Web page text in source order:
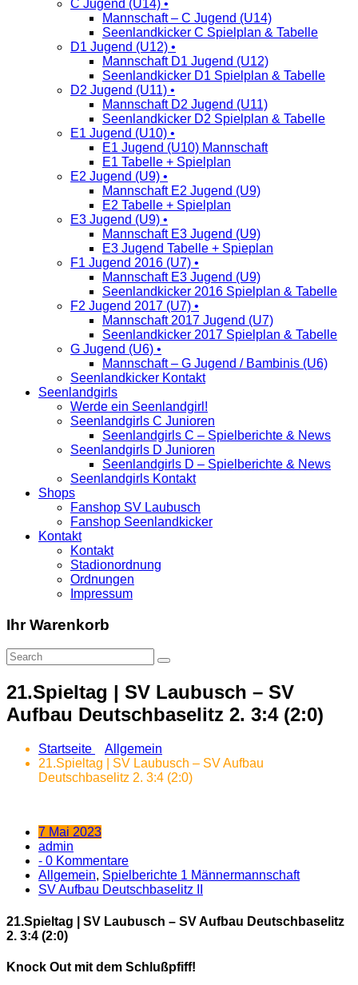
C Jugend (U14) •
Mannschaft – C Jugend (U14)
Seenlandkicker C Spielplan & Tabelle
D1 Jugend (U12) •
Mannschaft D1 Jugend (U12)
Seenlandkicker D1 Spielplan & Tabelle
D2 Jugend (U11) •
Mannschaft D2 Jugend (U11)
Seenlandkicker D2 Spielplan & Tabelle
E1 Jugend (U10) •
E1 Jugend (U10) Mannschaft
E1 Tabelle + Spielplan
E2 Jugend (U9) •
Mannschaft E2 Jugend (U9)
E2 Tabelle + Spielplan
E3 Jugend (U9) •
Mannschaft E3 Jugend (U9)
E3 Jugend Tabelle + Spieplan
F1 Jugend 2016 (U7) •
Mannschaft E3 Jugend (U9)
Seenlandkicker 2016 Spielplan & Tabelle
F2 Jugend 2017 (U7) •
Mannschaft 2017 Jugend (U7)
Seenlandkicker 2017 Spielplan & Tabelle
G Jugend (U6) •
Mannschaft – G Jugend / Bambinis (U6)
Seenlandkicker Kontakt
Seenlandgirls
Werde ein Seenlandgirl!
Seenlandgirls C Junioren
Seenlandgirls C – Spielberichte & News
Seenlandgirls D Junioren
Seenlandgirls D – Spielberichte & News
Seenlandgirls Kontakt
Shops
Fanshop SV Laubusch
Fanshop Seenlandkicker
Kontakt
Kontakt
Stadionordnung
Ordnungen
Impressum
Ihr Warenkorb
21.Spieltag | SV Laubusch – SV
Aufbau Deutschbaselitz 2. 3:4 (2:0)
Startseite
Allgemein
21.Spieltag | SV Laubusch – SV Aufbau
Deutschbaselitz 2. 3:4 (2:0)
7 Mai 2023
admin
- 0 Kommentare
Allgemein, Spielberichte 1 Männermannschaft
SV Aufbau Deutschbaselitz II
21.Spieltag | SV Laubusch – SV Aufbau Deutschbaselitz
2. 3:4 (2:0)
Knock Out mit dem Schlußpfiff!